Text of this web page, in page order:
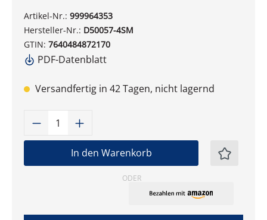
Artikel-Nr.: 999964353
Hersteller-Nr.: D50057-4SM
GTIN: 7640484872170
PDF-Datenblatt
Versandfertig in 42 Tagen, nicht lagernd
Produkt Anzahl: Gib den
In den Warenkorb
ODER